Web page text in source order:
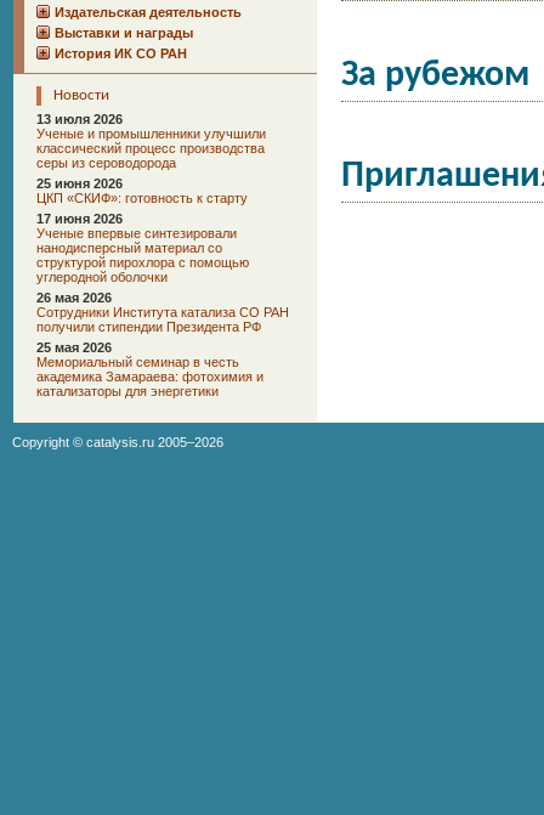
Издательская деятельность
Выставки и награды
История ИК СО РАН
Новости
13 июля 2026
Ученые и промышленники улучшили
классический процесс производства
серы из сероводорода
25 июня 2026
ЦКП «СКИФ»: готовность к старту
17 июня 2026
Ученые впервые синтезировали
нанодисперсный материал со
структурой пирохлора с помощью
углеродной оболочки
26 мая 2026
Сотрудники Института катализа СО РАН
получили стипендии Президента РФ
25 мая 2026
Мемориальный семинар в честь
академика Замараева: фотохимия и
катализаторы для энергетики
За рубежом
Copyright © catalysis.ru 2005–2026